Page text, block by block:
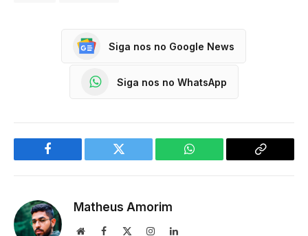
Siga nos no Google News
Siga nos no WhatsApp
Facebook Twitter WhatsApp
Copy
Matheus Amorim
WebsiteFacebook InstagramLinkedIn